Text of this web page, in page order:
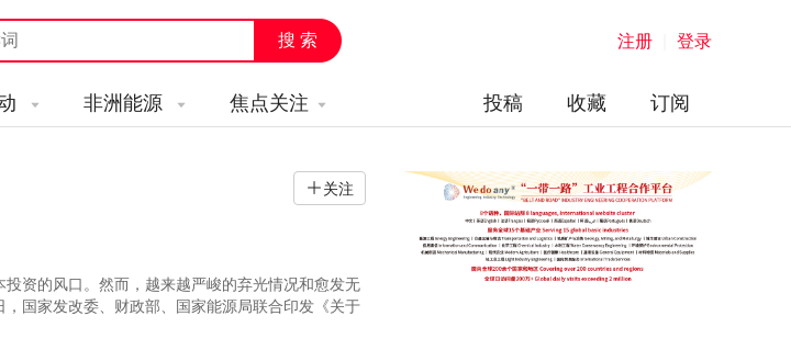
注册 登录
非洲能源 焦点关注 订阅
收藏
投稿
关注
资的风口。然而，越来越严峻的弃光情况和愈发无
国家发改委、财政部、国家能源局联合印发《关于
各地合理把握发展节奏，优化光伏发电新增建设规
我国暂不安排普通光伏电站建设规模。就连此前有